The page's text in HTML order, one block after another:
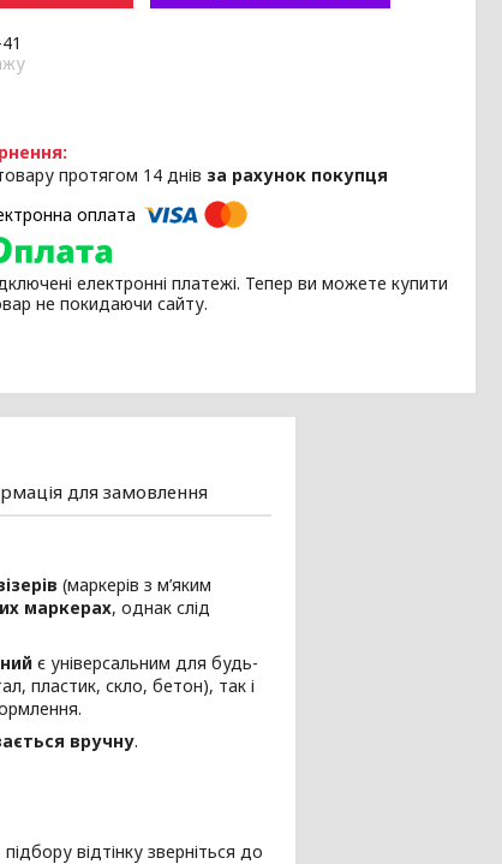
протягом 14 днів за рахунок покупця
електронні платежі. Тепер ви можете купити
не покидаючи сайту.
для замовлення
(маркерів з м’яким
маркерах, однак слід
є універсальним для будь-
пластик, скло, бетон), так і
вручну.
відтінку зверніться до